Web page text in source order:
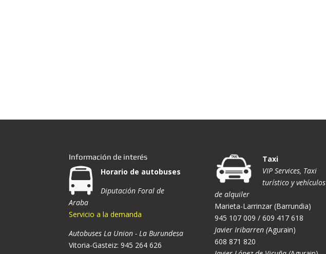
Información de interés
Horario de autobuses
Diputación Foral de
Araba
Servicio a la demanda
Autobuses La Union - La Burundesa
Vitoria-Gasteiz: 945 264 626
Taxi
VIP Services, Taxi
turístico y vehículos
de alquiler
Marieta-Larrinzar (Barrundia)
945 107 009 / 609 417 618
Javier Iribarren (Agurain)
608 871 820